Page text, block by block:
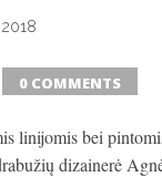
0 COMMENTS
linijomis bei
dizainerė